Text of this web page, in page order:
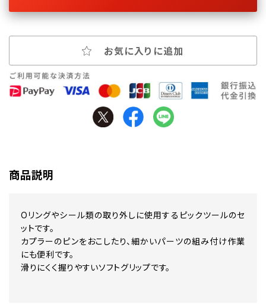
お気に入りに追加
商品説明
Oリングやシール類の取り外しに使用するピックツールのセ
ットです。
カプラーのピンをおこしたり、細かいパーツの組み付け作業
にも便利です。
滑りにくく握りやすいソフトグリップです。